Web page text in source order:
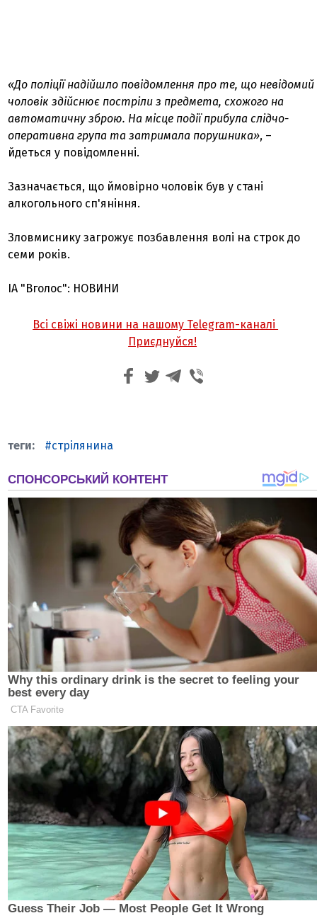
«До поліції надійшло повідомлення про те, що невідомий
чоловік здійснює постріли з предмета, схожого на
автоматичну зброю. На місце події прибула слідчо-
оперативна група та затримала порушника», –
йдеться у повідомленні.
Зазначається, що ймовірно чоловік був у стані
алкогольного сп'яніння.
Зловмиснику загрожує позбавлення волі на строк до
семи років.
ІА "Вголос": НОВИНИ
Всі свіжі новини на нашому Telegram-каналі
Приєднуйся!
стрілянина